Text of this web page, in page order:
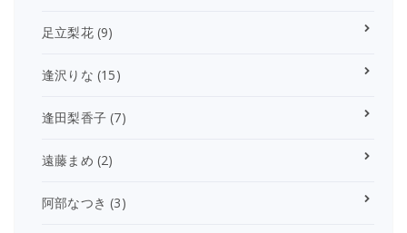
足立梨花(9)
逢沢りな (15)
逢田梨香子 (7)
遠藤まめ (2)
阿部なつき (3)